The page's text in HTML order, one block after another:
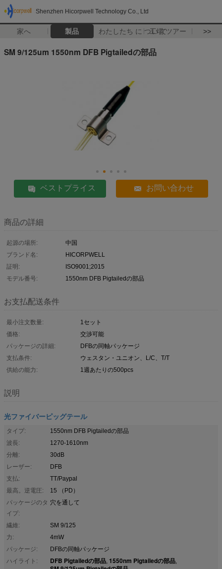
Shenzhen Hicorpwell Technology Co., Ltd
家へ 製品 わたしたち に つい て工場 ツアー >>
SM 9/125um 1550nm DFB Pigtailedの部品
ベストプライス お問い合わせ
商品の詳細
起源の場所:
中国
ブランド名:
HICORPWELL
証明:
ISO9001;2015
モデル番号:
1550nm DFB Pigtailedの部品
お支払配送条件
最小注文数量:
1セット
価格:
交渉可能
パッケージの詳細:
DFBの同軸パッケージ
支払条件:
ウェスタン・ユニオン、L/C、T/T
供給の能力:
1週あたりの500pcs
説明
光ファイバーピッグテール
タイプ:
1550nm DFB Pigtailedの部品
波長:
1270-1610nm
分離:
30dB
レーザー:
DFB
支払:
TT/Paypal
最高。逆電圧:
15 （PD）
パッケージのタ
イプ:
穴を通して
繊維:
SM 9/125
力:
4mW
パッケージ:
DFBの同軸パッケージ
ハイライト:
DFB Pigtailedの部品, 1550nm Pigtailedの部品,